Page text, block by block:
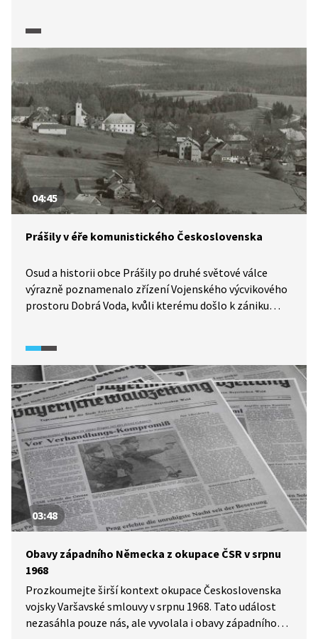
04:45
Prášily v éře komunistického Československa
Osud a historii obce Prášily po druhé světové válce
výrazně poznamenalo zřízení Vojenského výcvikového
prostoru Dobrá Voda, kvůli kterému došlo k zániku
komunistického Československa byly pro veřejnost
nepřístupné a zhruba 50 obyvatel, kteří zde žili, mohlo
domů pouze na propustku. Přesto tu lidé měli zájem
žít.
03:48
Obavy západního Německa z okupace ČSR v srpnu
1968
Prozkoumejte širší kontext okupace Československa
vojsky Varšavské smlouvy v srpnu 1968. Tato událost
nezasáhla pouze nás, ale vyvolala i obavy západního